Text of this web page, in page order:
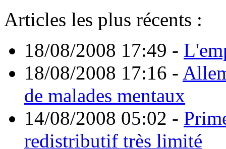
Articles les plus récents :
18/08/2008 17:49 -
18/08/2008 17:16 -
de malades mentaux
14/08/2008 05:02 -
redistributif très limité